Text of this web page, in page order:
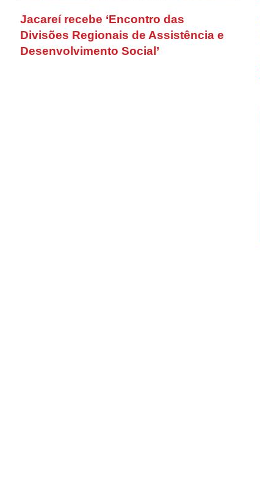
Jacareí recebe ‘Encontro das
Divisões Regionais de Assistência e
Desenvolvimento Social’